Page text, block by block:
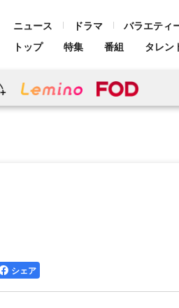
ニュース ドラマ バラエティ
トップ
特集 番組 タレン
シェア